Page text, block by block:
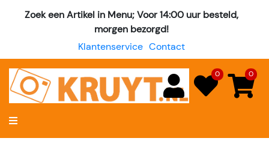
Zoek een Artikel in Menu; Voor 14:00 uur besteld,
morgen bezorgd!
Klantenservice Contact
0 0